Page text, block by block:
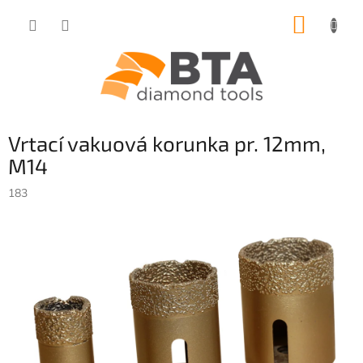
Vrtací vakuová korunka pr. 12mm,
M14
183